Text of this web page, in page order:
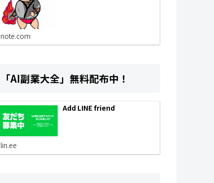
note.com
「AI副業大全」無料配布中！
Add LINE friend
lin.ee